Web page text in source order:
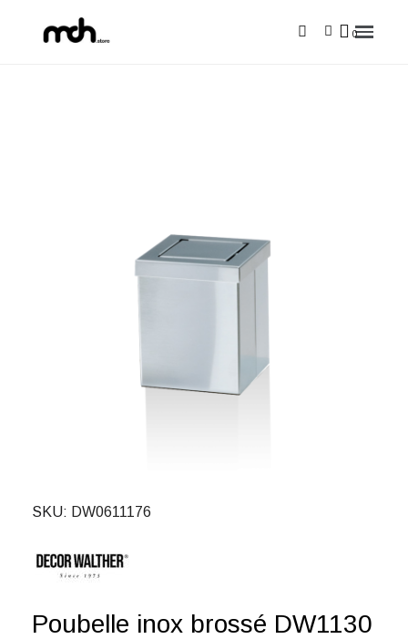
SKU DW0611176
Poubelle inox brossé DW1130